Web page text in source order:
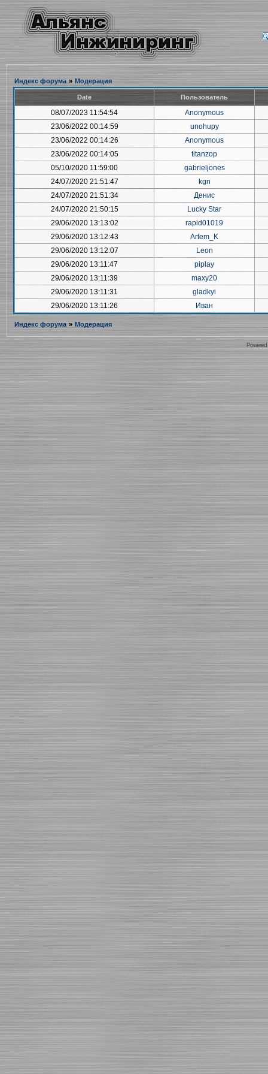
Индекс форума » Модерация
Date Пользователь
08/07/2023 11:54:54
Anonymous
23/06/2022 00:14:59
unohupy
23/06/2022 00:14:26
Anonymous
23/06/2022 00:14:05
titanzop
05/10/2020 11:59:00
gabrieljones
24/07/2020 21:51:47
kgn
24/07/2020 21:51:34
Денис
24/07/2020 21:50:15
Lucky Star
29/06/2020 13:13:02
rapid01019
29/06/2020 13:12:43
Artem_K
29/06/2020 13:12:07
Leon
29/06/2020 13:11:47
piplay
29/06/2020 13:11:39
maxy20
29/06/2020 13:11:31
gladkyi
29/06/2020 13:11:26
Иван
Индекс форума » Модерация